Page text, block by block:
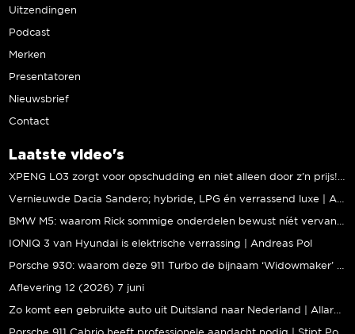
Uitzendingen
Podcast
Merken
Presentatoren
Nieuwsbrief
Contact
Laatste video's
XPENG L03 zorgt voor opschudding en niet alleen door z’n prijs! | Jeroen Mul
Vernieuwde Dacia Sandero; hybride, LPG én verrassend luxe | Andreas Pol
BMW M5: waarom Rick sommige onderdelen bewust níét vervangt | Stipt Polish Point
IONIQ 3 van Hyundai is elektrische verrassing | Andreas Pol
Porsche 930: waarom deze 911 Turbo de bijnaam ‘Widowmaker’ kreeg | Gallery Aaldering
Aflevering 12 (2026) 7 juni
Zo komt een gebruikte auto uit Duitsland naar Nederland | Allard Kalff